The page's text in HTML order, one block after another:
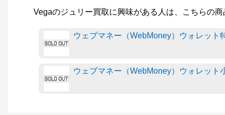
Vegaのジュリー買取に興味がある人は、こちらの商
ウェブマネー（WebMoney）ウォレット
ウェブマネー（WebMoney）ウォレット